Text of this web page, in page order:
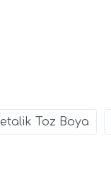
Toz Boya